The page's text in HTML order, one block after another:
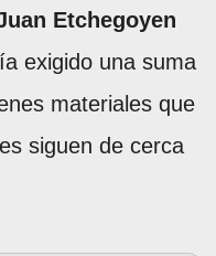
Etchegoyen
exigido una suma
materiales que
siguen de cerca